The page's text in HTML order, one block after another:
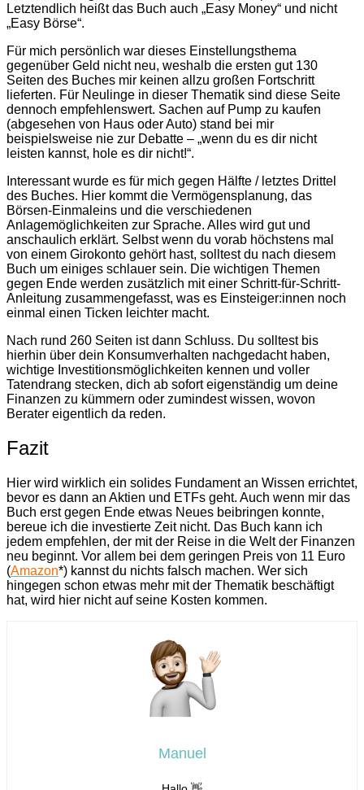
Letztendlich heißt das Buch auch „Easy Money“ und nicht
„Easy Börse“.
Für mich persönlich war dieses Einstellungsthema
gegenüber Geld nicht neu, weshalb die ersten gut 130
Seiten des Buches mir keinen allzu großen Fortschritt
lieferten. Für Neulinge in dieser Thematik sind diese Seite
dennoch empfehlenswert. Sachen auf Pump zu kaufen
(abgesehen von Haus oder Auto) stand bei mir
beispielsweise nie zur Debatte – „wenn du es dir nicht
leisten kannst, hole es dir nicht!“.
Interessant wurde es für mich gegen Hälfte / letztes Drittel
des Buches. Hier kommt die Vermögensplanung, das
Börsen-Einmaleins und die verschiedenen
Anlagemöglichkeiten zur Sprache. Alles wird gut und
anschaulich erklärt. Selbst wenn du vorab höchstens mal
von einem Girokonto gehört hast, solltest du nach diesem
Buch um einiges schlauer sein. Die wichtigen Themen
gegen Ende werden zusätzlich mit einer Schritt-für-Schritt-
Anleitung zusammengefasst, was es Einsteiger:innen noch
einmal einen Ticken leichter macht.
Nach rund 260 Seiten ist dann Schluss. Du solltest bis
hierhin über dein Konsumverhalten nachgedacht haben,
wichtige Investitionsmöglichkeiten kennen und voller
Tatendrang stecken, dich ab sofort eigenständig um deine
Finanzen zu kümmern oder zumindest wissen, wovon
Berater eigentlich da reden.
Fazit
Hier wird wirklich ein solides Fundament an Wissen errichtet,
bevor es dann an Aktien und ETFs geht. Auch wenn mir das
Buch erst gegen Ende etwas Neues beibringen konnte,
bereue ich die investierte Zeit nicht. Das Buch kann ich
jedem empfehlen, der mit der Reise in die Welt der Finanzen
neu beginnt. Vor allem bei dem geringen Preis von 11 Euro
(Amazon*) kannst du nichts falsch machen. Wer sich
hingegen schon etwas mehr mit der Thematik beschäftigt
hat, wird hier nicht auf seine Kosten kommen.
Manuel